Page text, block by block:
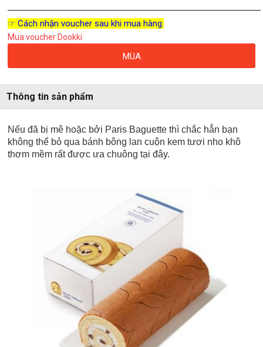
☞ Cách nhận voucher sau khi mua hàng.
Mua voucher Dookki
MUA
Thông tin sản phẩm
Nếu đã bị mê hoặc bởi Paris Baguette thì chắc hẳn bạn
không thể bỏ qua bánh bông lan cuộn kem tươi nho khô
thơm mềm rất được ưa chuông tại đây.